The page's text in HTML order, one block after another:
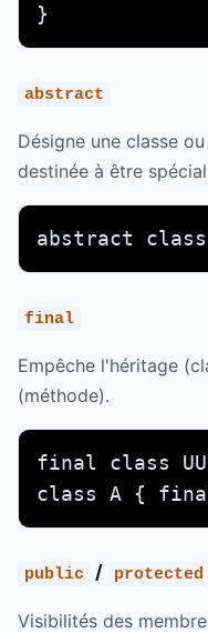
}
abstract
Désigne une classe
destinée à être
abstract
final
Empêche l'héritage
(méthode).
final class
class A {
public / protected
Visibilités des